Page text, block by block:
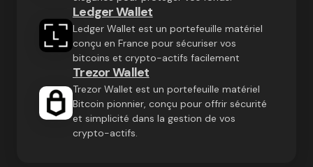
Ledger Wallet
Ledger Wallet est un portefeuille matériel
conçu en France pour sécuriser vos
bitcoins et crypto-actifs facilement
Trezor Wallet
Trezor Wallet est un portefeuille matériel
Bitcoin pionnier, conçu pour offrir sécurité
et simplicité dans la gestion de vos
crypto-actifs.